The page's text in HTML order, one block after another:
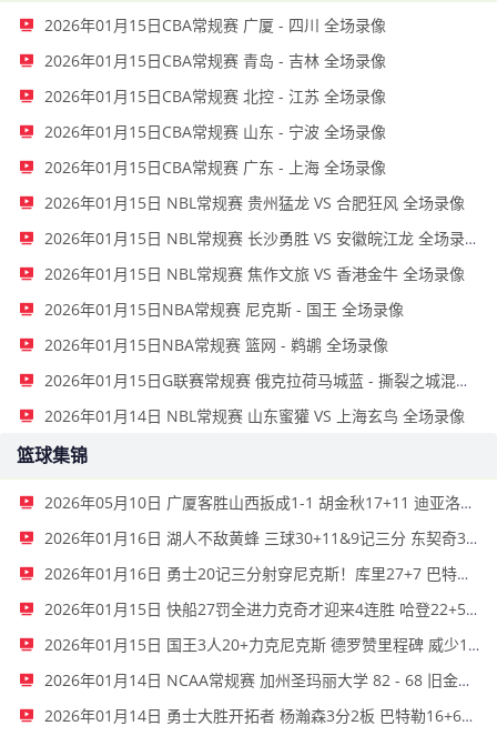
2026年01月15日CBA常规赛 广厦 - 四川 全场录像
2026年01月15日CBA常规赛 青岛 - 吉林 全场录像
2026年01月15日CBA常规赛 北控 - 江苏 全场录像
2026年01月15日CBA常规赛 山东 - 宁波 全场录像
2026年01月15日CBA常规赛 广东 - 上海 全场录像
2026年01月15日 NBL常规赛 贵州猛龙 VS 合肥狂风 全场录像
2026年01月15日 NBL常规赛 长沙勇胜 VS 安徽皖江龙 全场录像
2026年01月15日 NBL常规赛 焦作文旅 VS 香港金牛 全场录像
2026年01月15日NBA常规赛 尼克斯 - 国王 全场录像
2026年01月15日NBA常规赛 篮网 - 鹈鹕 全场录像
2026年01月15日G联赛常规赛 俄克拉荷马城蓝 - 撕裂之城混音 全场录像
2026年01月14日 NBL常规赛 山东蜜獾 VS 上海玄鸟 全场录像
篮球集锦
2026年05月10日 广厦客胜山西扳成1-1 胡金秋17+11 迪亚洛关键上篮不中
2026年01月16日 湖人不敌黄蜂 三球30+11&9记三分 东契奇39分 詹姆斯29+9+6
2026年01月16日 勇士20记三分射穿尼克斯！库里27+7 巴特勒32+8 穆迪三分9中7
2026年01月15日 快船27罚全进力克奇才迎来4连胜 哈登22+5+8 伦纳德33分4断
2026年01月15日 国王3人20+力克尼克斯 德罗赞里程碑 威少11助 布伦森伤退
2026年01月14日 NCAA常规赛 加州圣玛丽大学 82 - 68 旧金山大学 全场集锦
2026年01月14日 勇士大胜开拓者 杨瀚森3分2板 巴特勒16+6+5 库里9中2送11助